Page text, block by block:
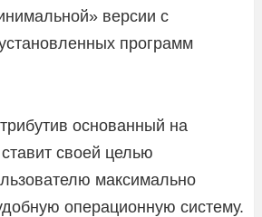
версии с
программ
основанный на
своей целью
максимально
операционную систему.